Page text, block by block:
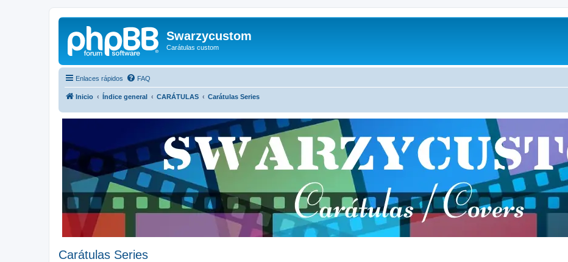
Swarzycustom
Carátulas custom
Enlaces rápidos FAQ
Inicio Índice general CARÁTULAS Carátulas Series
Carátulas Series